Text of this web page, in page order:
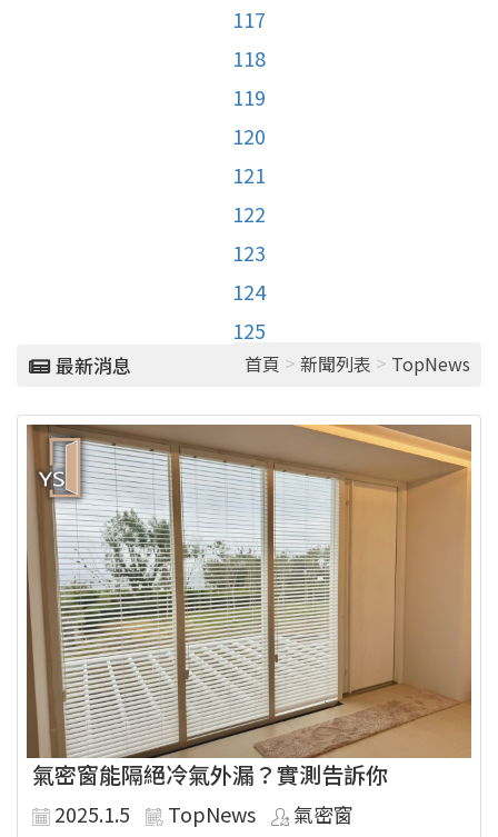
117
118
119
120
121
122
123
124
125
最新消息 首頁 > 新聞列表 > TopNews
氣密窗能隔絕冷氣外漏？實測告訴你
2025.1.5 TopNews
氣密窗